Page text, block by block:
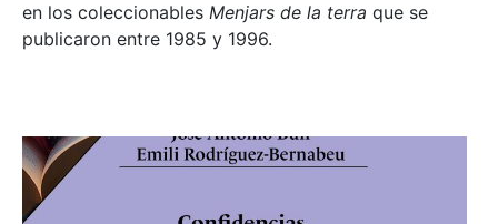
en los coleccionables Menjars de la terra que se
publicaron entre 1985 y 1996.